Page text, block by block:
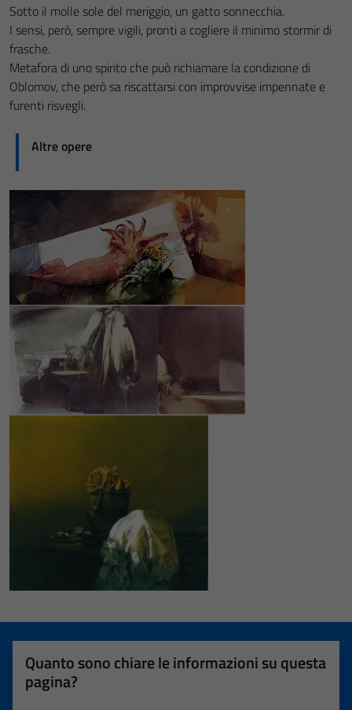
Sotto il molle sole del meriggio, un gatto sonnecchia.
I sensi, però, sempre vigili, pronti a cogliere il minimo stormir di
frasche.
Metafora di uno spirito che può richiamare la condizione di
Oblomov, che però sa riscattarsi con improvvise impennate e
furenti risvegli.
Altre opere
Quanto sono chiare le informazioni su questa
pagina?